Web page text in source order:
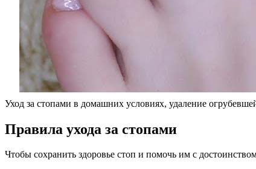
Уход за стопами в домашних условиях, удаление
Правила ухода за стопами
Чтобы сохранить здоровье стоп и помочь им с